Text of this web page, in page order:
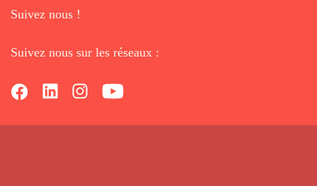
Suivez nous !
Suivez nous sur les réseaux :